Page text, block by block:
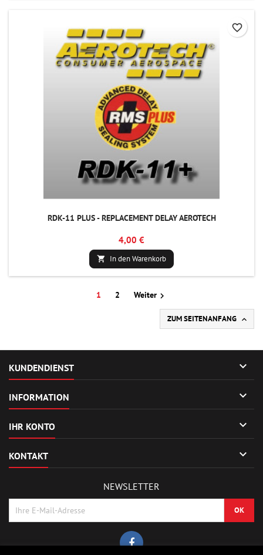
RDK-11 PLUS - REPLACEMENT DELAY AEROTECH
4,00 €
 In den Warenkorb
favorite_border
1 2 Weiter
ZUM SEITENANFANG 
KUNDENDIENST 
INFORMATION 
IHR KONTO 
KONTAKT 
NEWSLETTER